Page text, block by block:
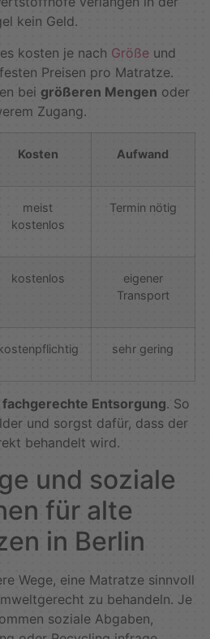
kein Geld.
kosten je nach Größe und
Preisen pro Matratze.
bei größeren Mengen oder
Zugang.
Kosten Aufwand
meist
kostenlos
Termin nötig
kostenlos
eigener
Transport
sehr gering
fachgerechte Entsorgung. So
und sorgst dafür, dass der
behandelt wird.
und soziale
für alte
in Berlin
Wege, eine Matratze sinnvoll
zu behandeln. Je
soziale Abgaben,